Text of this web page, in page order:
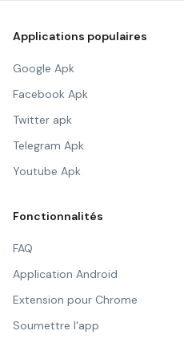
Applications populaires
Google Apk
Facebook Apk
Twitter apk
Telegram Apk
Youtube Apk
Fonctionnalités
FAQ
Application Android
Extension pour Chrome
Soumettre l'app